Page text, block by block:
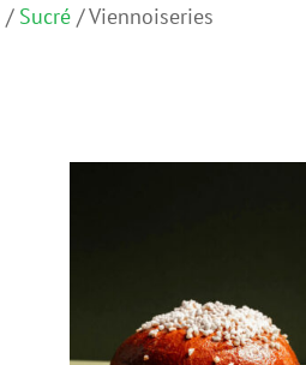
/ Sucré /Viennoiseries